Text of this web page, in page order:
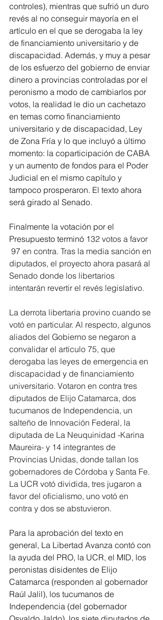
controles), mientras que sufrió un duro
revés al no conseguir mayoría en el
artículo en el que se derogaba la ley
de financiamiento universitario y de
discapacidad. Además, y muy a pesar
de los esfuerzo del gobierno de enviar
dinero a provincias controladas por el
peronismo a modo de cambiarlos por
votos, la realidad le dio un cachetazo
en temas como financiamiento
universitario y de discapacidad, Ley
de Zona Fría y lo que incluyó a último
momento: la coparticipación de CABA
y un aumento de fondos para el Poder
Judicial en el mismo capítulo y
tampoco prosperaron. El texto ahora
será girado al Senado.
Finalmente la votación por el
Presupuesto terminó 132 votos a favor
97 en contra. Tras la media sanción en
diputados, el proyecto ahora pasará al
Senado donde los libertarios
intentarán revertir el revés legislativo.
La derrota libertaria provino cuando se
votó en particular. Al respecto, algunos
aliados del Gobierno se negaron a
convalidar el artículo 75, que
derogaba las leyes de emergencia en
discapacidad y de financiamiento
universitario. Votaron en contra tres
diputados de Elijo Catamarca, dos
tucumanos de Independencia, un
salteño de Innovación Federal, la
diputada de La Neuquinidad -Karina
Maureira- y 14 integrantes de
Provincias Unidas, donde tallan los
gobernadores de Córdoba y Santa Fe.
La UCR votó dividida, tres jugaron a
favor del oficialismo, uno votó en
contra y dos se abstuvieron.
Para la aprobación del texto en
general, La Libertad Avanza contó con
la ayuda del PRO, la UCR, el MID, los
peronistas disidentes de Elijo
Catamarca (responden al gobernador
Raúl Jalil), los tucumanos de
Independencia (del gobernador